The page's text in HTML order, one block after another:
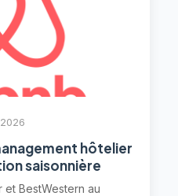
hôtelier
saisonnière
BestWestern au